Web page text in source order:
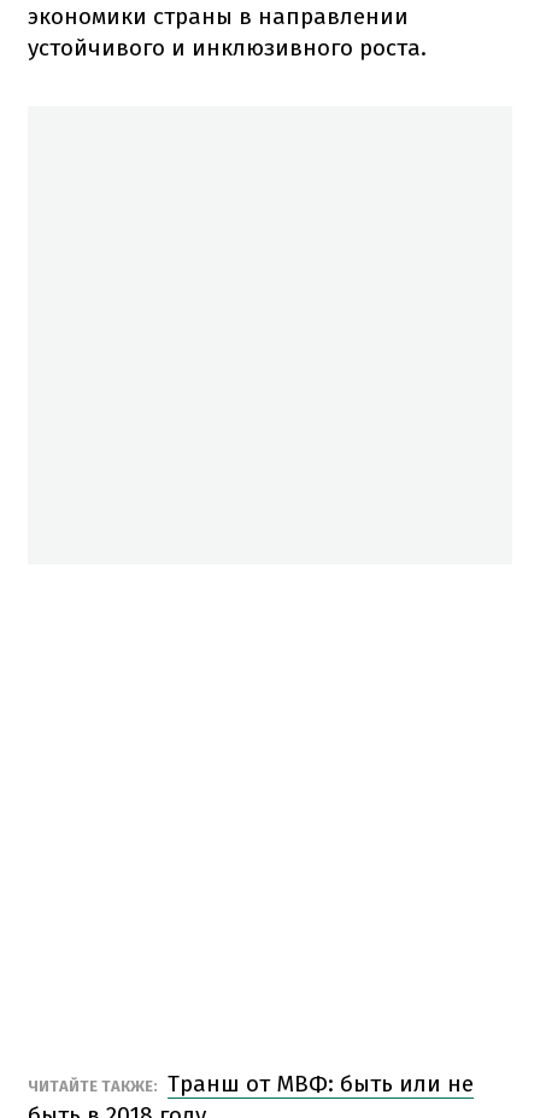
экономики страны в направлении
устойчивого и инклюзивного роста.
ЧИТАЙТЕ ТАКЖЕ: Транш от МВФ: быть или не